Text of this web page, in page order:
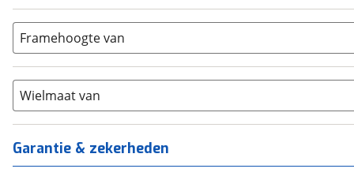
Gazelle (0)
Cortina (0)
Flyer (0)
Overig ( 0)
9-14
15-20 (99)
21+
Aluminium (2331)
Carbon
Chroom-molybdeen (0)
Scandium
Staal (182)
Tica
Framehoogte van
Wielmaat van
Garantie & zekerheden